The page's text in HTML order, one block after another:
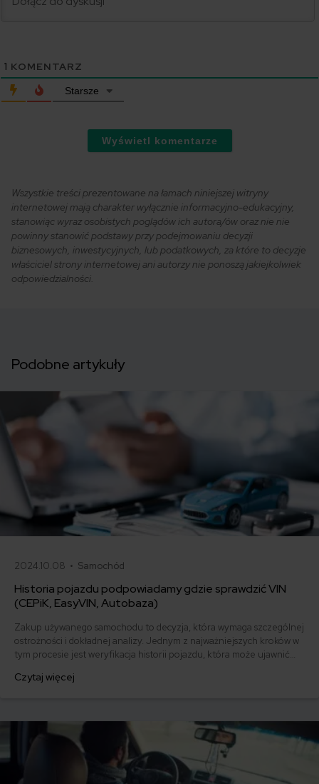
1 KOMENTARZ
Starsze
Wyświetl komentarze
Wszystkie treści prezentowane na łamach niniejszej witryny
internetowej mają charakter wyłącznie informacyjno-edukacyjny,
stanowiąc wyraz osobistych poglądów ich autora/ów oraz nie nie
powinny stanowić podstawy przy podejmowaniu decyzji
biznesowych, inwestycyjnych, lub podatkowych, za które to decyzje
właściciel strony internetowej ani autorzy nie ponoszą jakiejkolwiek
odpowiedzialności.
Podobne artykuły
2024.10.08 • Samochód
Historia pojazdu podpowiadamy gdzie sprawdzić VIN
(CEPiK, EasyVIN, Autobaza)
Zakup używanego samochodu to decyzja, która wymaga szczególnej
ostrożności i dokładnej analizy. Jednym z najważniejszych kroków w
tym procesie jest weryfikacja historii pojazdu, która może ujawnić
technicznego oraz potencjalnych problemów. Wartość takich
Czytaj więcej